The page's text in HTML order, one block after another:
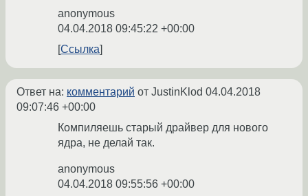
anonymous
04.04.2018 09:45:22 +00:00
Ссылка
Ответ на: комментарий от JustinKlod 04.04.2018
09:07:46 +00:00
Компиляешь старый драйвер для нового
ядра, не делай так.
anonymous
04.04.2018 09:55:56 +00:00